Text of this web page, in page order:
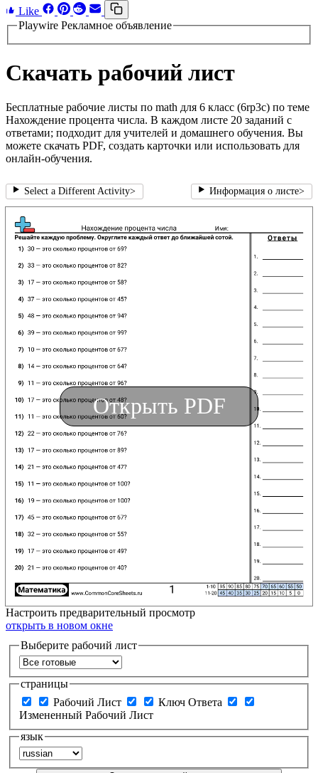
Like
Playwire Рекламное объявление
Скачать рабочий лист
Бесплатные рабочие листы по math для 6 класс (6rp3c) по теме
Нахождение процента числа. В каждом листе 20 заданий с
ответами; подходит для учителей и домашнего обучения. Вы
можете скачать PDF, создать карточки или использовать для
онлайн-обучения.
Select a Different Activity> Информация о листе>
Открыть PDF
Настроить предварительный просмотр
открыть в новом окне
Выберите рабочий лист
страницы
Рабочий Лист
Ключ Ответа
Измененный Рабочий Лист
язык